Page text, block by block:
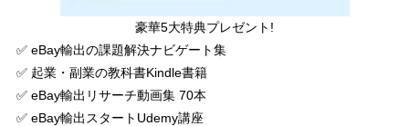
豪華5大特典プレゼント!
✅ eBay輸出の課題解決ナビゲート集
✅ 起業・副業の教科書Kindle書籍
✅ eBay輸出リサーチ動画集 70本
✅ eBay輸出スタートUdemy講座